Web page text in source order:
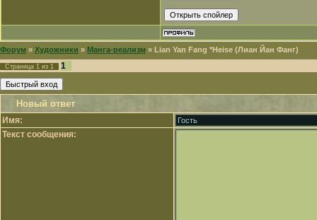
Форум » Художники » Манга-реализм » Lian Yan Fang *Heise (Лиан Йан Фанг)
Страница 1 из 1 1
Новый ответ
Имя:
Текст сообщения: